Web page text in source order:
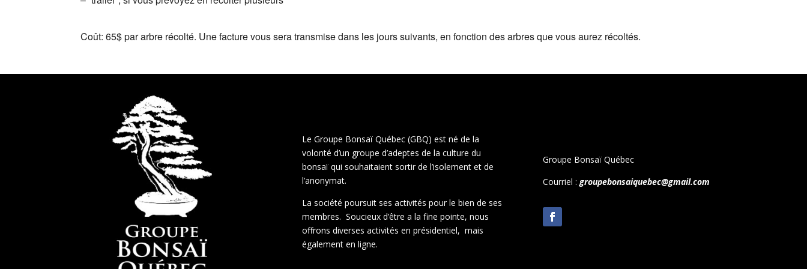
Coût: 65$ par arbre récolté. Une facture vous sera transmise dans les jours suivants, en fonction des arbres que vous aurez récoltés.
Le Groupe Bonsaï Québec (GBQ) est né de la
volonté d’un groupe d’adeptes de la culture du
bonsaï qui souhaitaient sortir de l’isolement et de
l’anonymat.
La société poursuit ses activités pour le bien de ses
membres. Soucieux d’être a la fine pointe, nous
offrons diverses activités en présidentiel, mais
également en ligne.
Groupe Bonsaï Québec
Courriel :groupebonsaiquebec@gmail.com